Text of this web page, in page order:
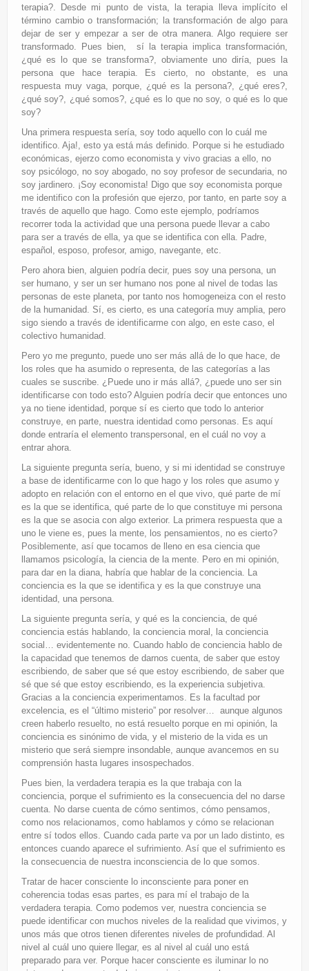
terapia?. Desde mi punto de vista, la terapia lleva implícito el
término cambio o transformación; la transformación de algo para
dejar de ser y empezar a ser de otra manera. Algo requiere ser
transformado. Pues bien, sí la terapia implica transformación,
¿qué es lo que se transforma?, obviamente uno diría, pues la
persona que hace terapia. Es cierto, no obstante, es una
respuesta muy vaga, porque, ¿qué es la persona?, ¿qué eres?,
¿qué soy?, ¿qué somos?, ¿qué es lo que no soy, o qué es lo que
soy?
Una primera respuesta sería, soy todo aquello con lo cuál me
identifico. Aja!, esto ya está más definido. Porque si he estudiado
económicas, ejerzo como economista y vivo gracias a ello, no
soy psicólogo, no soy abogado, no soy profesor de secundaria, no
soy jardinero. ¡Soy economista! Digo que soy economista porque
me identifico con la profesión que ejerzo, por tanto, en parte soy a
través de aquello que hago. Como este ejemplo, podríamos
recorrer toda la actividad que una persona puede llevar a cabo
para ser a través de ella, ya que se identifica con ella. Padre,
español, esposo, profesor, amigo, navegante, etc.
Pero ahora bien, alguien podría decir, pues soy una persona, un
ser humano, y ser un ser humano nos pone al nivel de todas las
personas de este planeta, por tanto nos homogeneiza con el resto
de la humanidad. Sí, es cierto, es una categoría muy amplia, pero
sigo siendo a través de identificarme con algo, en este caso, el
colectivo humanidad.
Pero yo me pregunto, puede uno ser más allá de lo que hace, de
los roles que ha asumido o representa, de las categorías a las
cuales se suscribe. ¿Puede uno ir más allá?, ¿puede uno ser sin
identificarse con todo esto? Alguien podría decir que entonces uno
ya no tiene identidad, porque sí es cierto que todo lo anterior
construye, en parte, nuestra identidad como personas. Es aquí
donde entraría el elemento transpersonal, en el cuál no voy a
entrar ahora.
La siguiente pregunta sería, bueno, y si mi identidad se construye
a base de identificarme con lo que hago y los roles que asumo y
adopto en relación con el entorno en el que vivo, qué parte de mí
es la que se identifica, qué parte de lo que constituye mi persona
es la que se asocia con algo exterior. La primera respuesta que a
uno le viene es, pues la mente, los pensamientos, no es cierto?
Posiblemente, así que tocamos de lleno en esa ciencia que
llamamos psicología, la ciencia de la mente. Pero en mi opinión,
para dar en la diana, habría que hablar de la conciencia. La
conciencia es la que se identifica y es la que construye una
identidad, una persona.
La siguiente pregunta sería, y qué es la conciencia, de qué
conciencia estás hablando, la conciencia moral, la conciencia
social… evidentemente no. Cuando hablo de conciencia hablo de
la capacidad que tenemos de darnos cuenta, de saber que estoy
escribiendo, de saber que sé que estoy escribiendo, de saber que
sé que sé que estoy escribiendo, es la experiencia subjetiva.
Gracias a la conciencia experimentamos. Es la facultad por
excelencia, es el “último misterio” por resolver… aunque algunos
creen haberlo resuelto, no está resuelto porque en mi opinión, la
conciencia es sinónimo de vida, y el misterio de la vida es un
misterio que será siempre insondable, aunque avancemos en su
comprensión hasta lugares insospechados.
Pues bien, la verdadera terapia es la que trabaja con la
conciencia, porque el sufrimiento es la consecuencia del no darse
cuenta. No darse cuenta de cómo sentimos, cómo pensamos,
como nos relacionamos, como hablamos y cómo se relacionan
entre sí todos ellos. Cuando cada parte va por un lado distinto, es
entonces cuando aparece el sufrimiento. Así que el sufrimiento es
la consecuencia de nuestra inconsciencia de lo que somos.
Tratar de hacer consciente lo inconsciente para poner en
coherencia todas esas partes, es para mí el trabajo de la
verdadera terapia. Como podemos ver, nuestra conciencia se
puede identificar con muchos niveles de la realidad que vivimos, y
unos más que otros tienen diferentes niveles de profundidad. Al
nivel al cuál uno quiere llegar, es al nivel al cuál uno está
preparado para ver. Porque hacer consciente es iluminar lo no